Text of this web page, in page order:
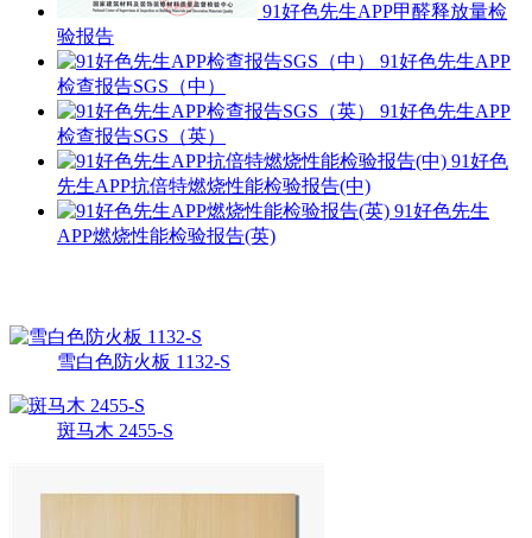
91好色先生APP甲醛释放量检
验报告
91好色先生APP
检查报告SGS（中）
91好色先生APP
检查报告SGS（英）
91好色
先生APP抗倍特燃烧性能检验报告(中)
91好色先生
APP燃烧性能检验报告(英)
雪白色防火板 1132-S
斑马木 2455-S